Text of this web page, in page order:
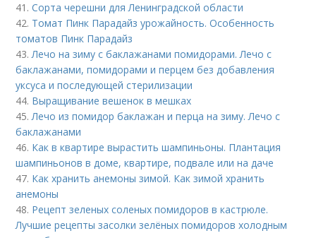
41.Сорта черешни для Ленинградской области
42. Томат Пинк Парадайз урожайность. Особенность
томатов Пинк Парадайз
43.Лечо на зиму с баклажанами помидорами. Лечо с
баклажанами, помидорами и перцем без добавления
уксуса и последующей стерилизации
44. Выращивание вешенок в мешках
45.Лечо из помидор баклажан и перца на зиму. Лечо с
баклажанами
46. Как в квартире вырастить шампиньоны. Плантация
шампиньонов в доме, квартире, подвале или на даче
47. Как хранить анемоны зимой. Как зимой хранить
анемоны
48. Рецепт зеленых соленых помидоров в кастрюле.
Лучшие рецепты засолки зелёных помидоров холодным